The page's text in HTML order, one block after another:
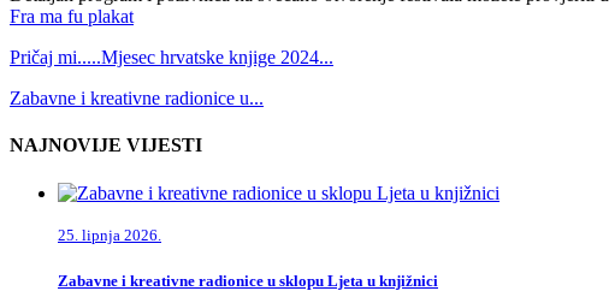
Fra ma fu plakat
Pričaj mi.....Mjesec hrvatske knjige 2024...
Zabavne i kreativne radionice u...
NAJNOVIJE VIJESTI
25. lipnja 2026.
Zabavne i kreativne radionice u sklopu Ljeta u knjižnici